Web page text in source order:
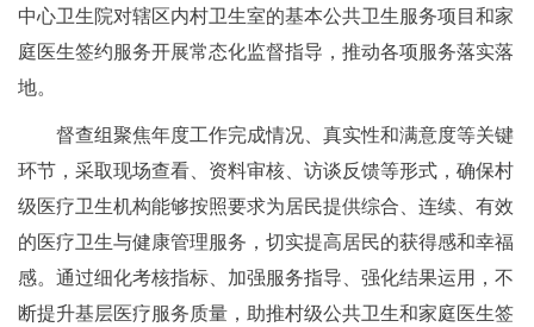
中心卫生院对辖区内村卫生室的基本公共卫生服务项目和家
庭医生签约服务开展常态化监督指导，推动各项服务落实落
地。
督查组聚焦年度工作完成情况、真实性和满意度等关键
环节，采取现场查看、资料审核、访谈反馈等形式，确保村
级医疗卫生机构能够按照要求为居民提供综合、连续、有效
的医疗卫生与健康管理服务，切实提高居民的获得感和幸福
感。通过细化考核指标、加强服务指导、强化结果运用，不
断提升基层医疗服务质量，助推村级公共卫生和家庭医生签